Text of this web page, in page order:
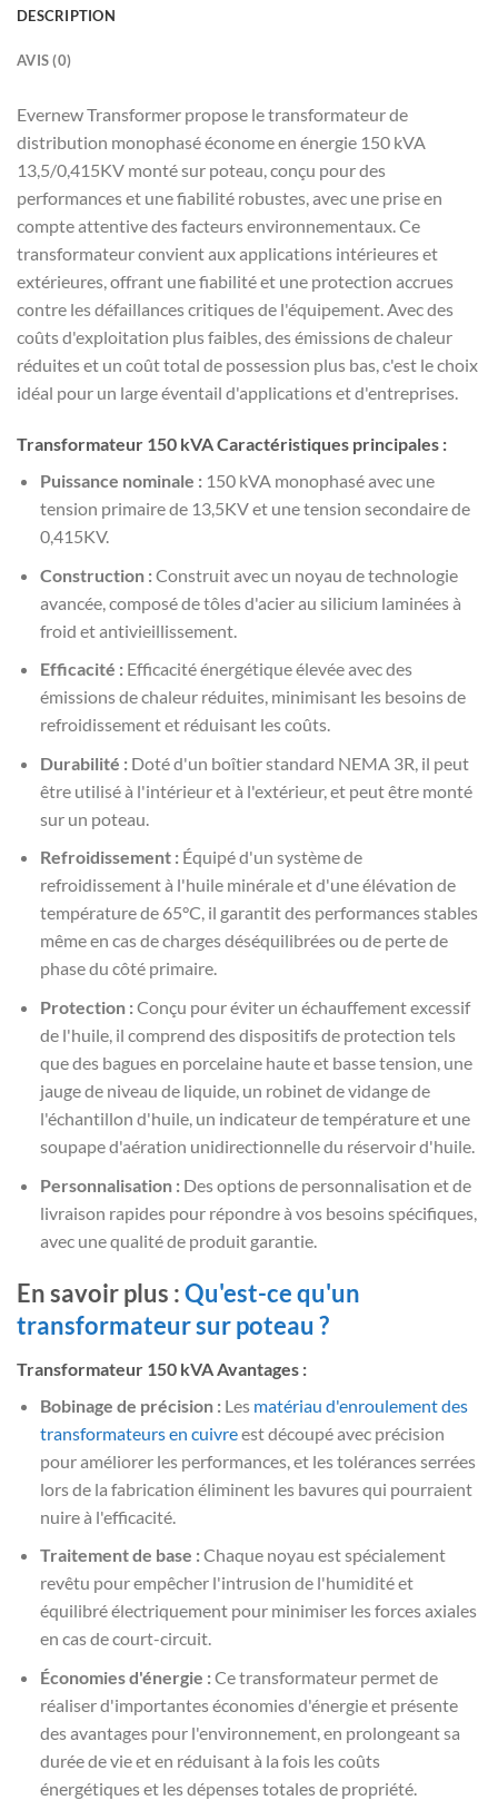
DESCRIPTION
AVIS (0)
Evernew Transformer propose le transformateur de
distribution monophasé économe en énergie 150 kVA
13,5/0,415KV monté sur poteau, conçu pour des
performances et une fiabilité robustes, avec une prise en
compte attentive des facteurs environnementaux. Ce
transformateur convient aux applications intérieures et
extérieures, offrant une fiabilité et une protection accrues
contre les défaillances critiques de l'équipement. Avec des
coûts d'exploitation plus faibles, des émissions de chaleur
réduites et un coût total de possession plus bas, c'est le choix
idéal pour un large éventail d'applications et d'entreprises.
Transformateur 150 kVA Caractéristiques principales :
Puissance nominale :150 kVA monophasé avec une
tension primaire de 13,5KV et une tension secondaire de
0,415KV.
Construction :Construit avec un noyau de technologie
avancée, composé de tôles d'acier au silicium laminées à
froid et antivieillissement.
Efficacité :Efficacité énergétique élevée avec des
émissions de chaleur réduites, minimisant les besoins de
refroidissement et réduisant les coûts.
Durabilité :Doté d'un boîtier standard NEMA 3R, il peut
être utilisé à l'intérieur et à l'extérieur, et peut être monté
sur un poteau.
Refroidissement :Équipé d'un système de
refroidissement à l'huile minérale et d'une élévation de
température de 65°C, il garantit des performances stables
même en cas de charges déséquilibrées ou de perte de
phase du côté primaire.
Protection :Conçu pour éviter un échauffement excessif
de l'huile, il comprend des dispositifs de protection tels
que des bagues en porcelaine haute et basse tension, une
jauge de niveau de liquide, un robinet de vidange de
l'échantillon d'huile, un indicateur de température et une
soupape d'aération unidirectionnelle du réservoir d'huile.
Personnalisation :Des options de personnalisation et de
livraison rapides pour répondre à vos besoins spécifiques,
avec une qualité de produit garantie.
En savoir plus :Qu'est-ce qu'un
transformateur sur poteau ?
Transformateur 150 kVA Avantages :
Bobinage de précision :Les matériau d'enroulement des
transformateurs en cuivreest découpé avec précision
pour améliorer les performances, et les tolérances serrées
lors de la fabrication éliminent les bavures qui pourraient
nuire à l'efficacité.
Traitement de base :Chaque noyau est spécialement
revêtu pour empêcher l'intrusion de l'humidité et
équilibré électriquement pour minimiser les forces axiales
en cas de court-circuit.
Économies d'énergie :Ce transformateur permet de
réaliser d'importantes économies d'énergie et présente
des avantages pour l'environnement, en prolongeant sa
durée de vie et en réduisant à la fois les coûts
énergétiques et les dépenses totales de propriété.